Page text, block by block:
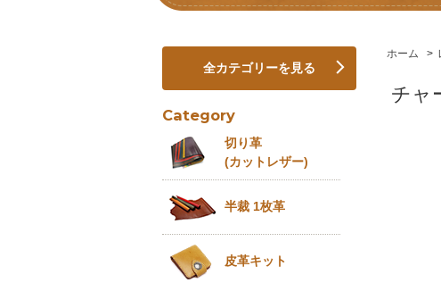
ホーム >
チャ
全カテゴリーを見る
Category
切り革
(カットレザー)
半裁 1枚革
皮革キット